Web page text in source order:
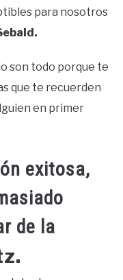
para nosotros
son todo porque te
que te recuerden
en primer
exitosa,
de la